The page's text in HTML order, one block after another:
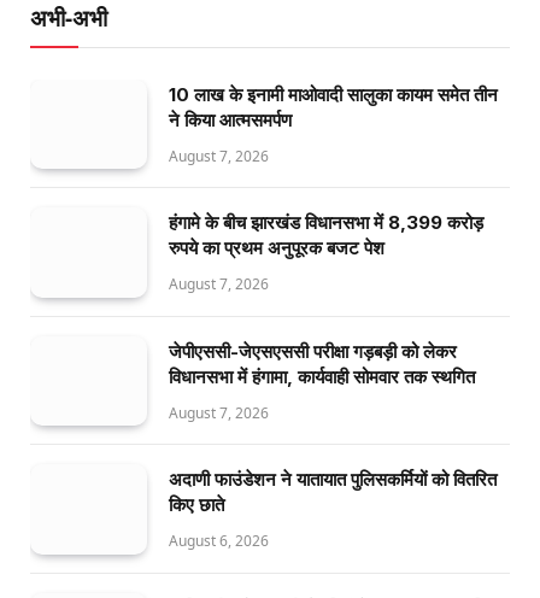
अभी-अभी
10 लाख के इनामी माओवादी सालुका कायम समेत तीन
ने किया आत्मसमर्पण
August 7, 2026
हंगामे के बीच झारखंड विधानसभा में 8,399 करोड़
रुपये का प्रथम अनुपूरक बजट पेश
August 7, 2026
जेपीएससी-जेएसएससी परीक्षा गड़बड़ी को लेकर
विधानसभा में हंगामा, कार्यवाही सोमवार तक स्थगित
August 7, 2026
अदाणी फाउंडेशन ने यातायात पुलिसकर्मियों को वितरित
किए छाते
August 6, 2026